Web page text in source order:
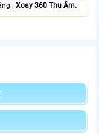
️ƒ Chức Năng :Xoay 360 Thu Âm.